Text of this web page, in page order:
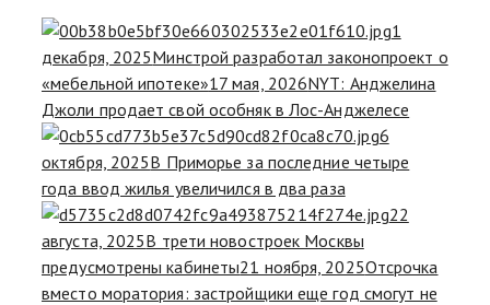
1
декабря, 2025Минстрой разработал законопроект о
«мебельной ипотеке»17 мая, 2026NYT: Анджелина
Джоли продает свой особняк в Лос-Анджелесе
6
октября, 2025В Приморье за последние четыре
года ввод жилья увеличился в два раза
22
августа, 2025В трети новостроек Москвы
предусмотрены кабинеты21 ноября, 2025Отсрочка
вместо моратория: застройщики еще год смогут не